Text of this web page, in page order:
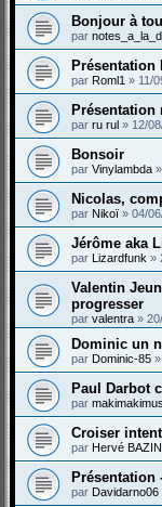
Bonjour à
par
Présentation
par Roml1 » 11/
Présentation
par ru rul » 12/
Bonsoir
par Vinylambda »
Nicolas,
par Nikoï » 04/
Jérôme aka
par Lizardfunk »
Valentin
progresser
par valentra »
Dominic un
par Dominic-85 »
Paul Darbot
par
Croiser
par Hervé BAZIN
Présentation
par Davidarno06